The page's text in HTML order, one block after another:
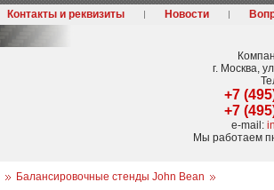
Контакты и реквизиты Новости
г. Москва,
+7
+7
e-mail:
Мы работаем
Балансировочные стенды John Bean